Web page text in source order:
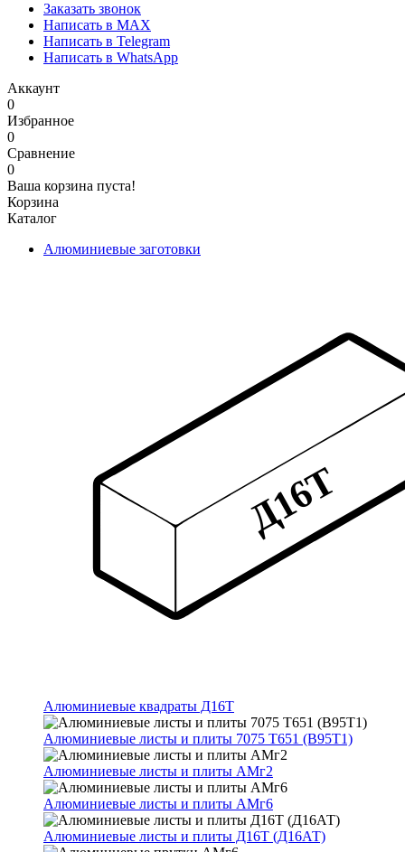
Заказать звонок
Написать в MAX
Написать в Telegram
Написать в WhatsApp
Аккаунт
0
Избранное
0
Сравнение
0
Ваша корзина пуста!
Корзина
Каталог
Алюминиевые заготовки
Алюминиевые квадраты Д16Т
Алюминиевые листы и плиты 7075 Т651 (В95Т1)
Алюминиевые листы и плиты АМг2
Алюминиевые листы и плиты АМг6
Алюминиевые листы и плиты Д16Т (Д16АТ)